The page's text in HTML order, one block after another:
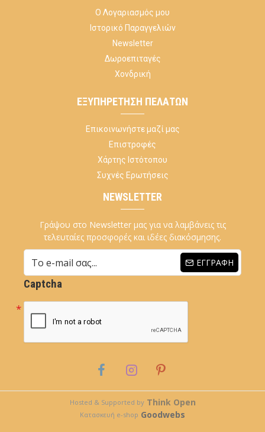
Ο Λογαριασμός μου
Ιστορικό Παραγγελιών
Newsletter
Δωροεπιταγές
Χονδρική
ΕΞΥΠΗΡΈΤΗΣΗ ΠΕΛΑΤΏΝ
Επικοινωνήστε μαζί μας
Επιστροφές
Χάρτης Ιστότοπου
Συχνές Ερωτήσεις
NEWSLETTER
Γράψου στο Newsletter μας για να λαμβάνεις τις
τελευταίες προσφορές και ιδέες διακόσμησης.
ΕΓΓΡΑΦΉ
Captcha
Hosted & Supported by Think Open
Κατασκευή e-shop Goodwebs